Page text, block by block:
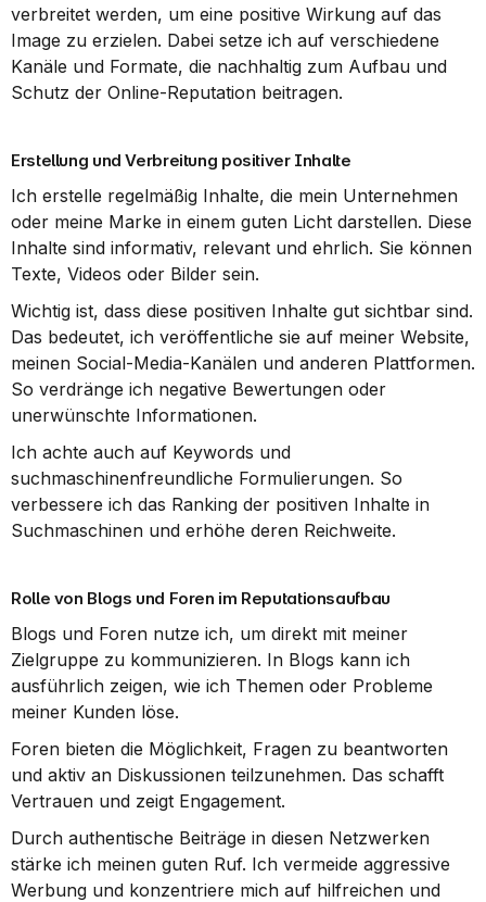
verbreitet werden, um eine positive Wirkung auf das
Image zu erzielen. Dabei setze ich auf verschiedene
Kanäle und Formate, die nachhaltig zum Aufbau und
Schutz der Online-Reputation beitragen.
Erstellung und Verbreitung positiver Inhalte
Ich erstelle regelmäßig Inhalte, die mein Unternehmen
oder meine Marke in einem guten Licht darstellen. Diese
Inhalte sind informativ, relevant und ehrlich. Sie können
Texte, Videos oder Bilder sein.
Wichtig ist, dass diese positiven Inhalte gut sichtbar sind.
Das bedeutet, ich veröffentliche sie auf meiner Website,
meinen Social-Media-Kanälen und anderen Plattformen.
So verdränge ich negative Bewertungen oder
unerwünschte Informationen.
Ich achte auch auf Keywords und
suchmaschinenfreundliche Formulierungen. So
verbessere ich das Ranking der positiven Inhalte in
Suchmaschinen und erhöhe deren Reichweite.
Rolle von Blogs und Foren im Reputationsaufbau
Blogs und Foren nutze ich, um direkt mit meiner
Zielgruppe zu kommunizieren. In Blogs kann ich
ausführlich zeigen, wie ich Themen oder Probleme
meiner Kunden löse.
Foren bieten die Möglichkeit, Fragen zu beantworten
und aktiv an Diskussionen teilzunehmen. Das schafft
Vertrauen und zeigt Engagement.
Durch authentische Beiträge in diesen Netzwerken
stärke ich meinen guten Ruf. Ich vermeide aggressive
Werbung und konzentriere mich auf hilfreichen und